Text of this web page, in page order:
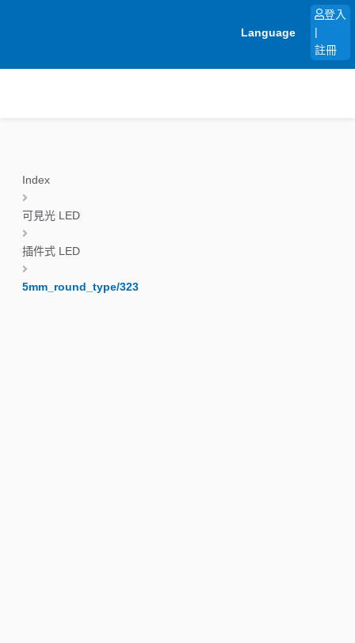
Language
登入
註冊
Index
可見光 LED
插件式 LED
5mm_round_type/323